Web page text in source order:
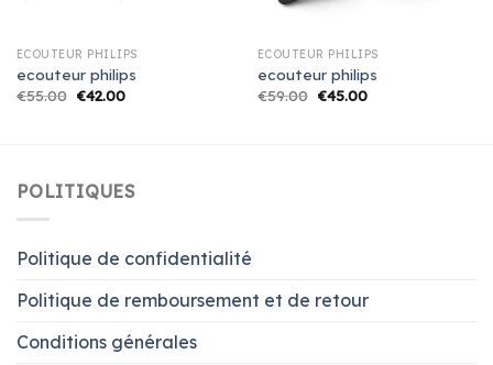
ECOUTEUR PHILIPS
ecouteur philips
€55.00 €42.00
ECOUTEUR PHILIPS
ecouteur philips
€59.00 €45.00
POLITIQUES
Politique de confidentialité
Politique de remboursement et de retour
Conditions générales